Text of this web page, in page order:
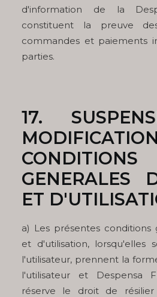
d'information de la
constituent la preuve
commandes et paiements
parties.
17.
CONDITIONS
GENERALES
ET
a) Les présentes conditions
et d'utilisation, lorsqu'elles
l'utilisateur, prennent la
l'utilisateur et Despensa
réserve le droit de